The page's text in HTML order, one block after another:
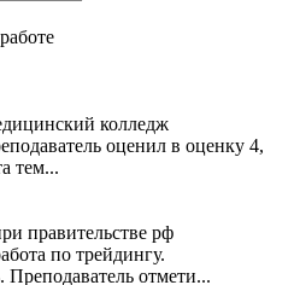
колледж
оценил в оценку 4,
тем...
правительстве рф
по трейдингу.
отмети...